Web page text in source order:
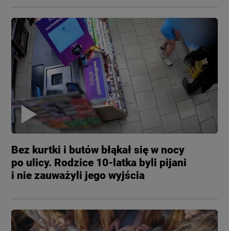
Bez kurtki i butów błąkał się w nocy
po ulicy. Rodzice 10-latka byli pijani
i nie zauważyli jego wyjścia